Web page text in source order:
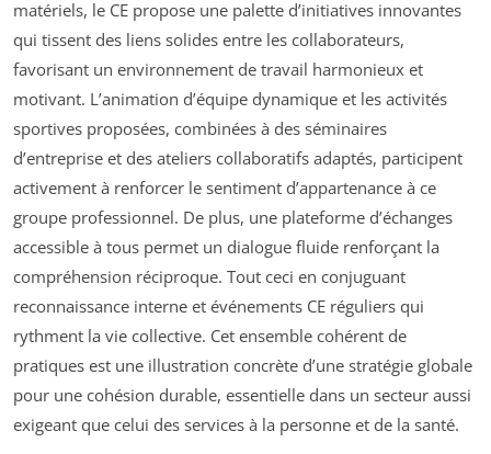
matériels, le CE propose une palette d’initiatives innovantes
qui tissent des liens solides entre les collaborateurs,
favorisant un environnement de travail harmonieux et
motivant. L’animation d’équipe dynamique et les activités
sportives proposées, combinées à des séminaires
d’entreprise et des ateliers collaboratifs adaptés, participent
activement à renforcer le sentiment d’appartenance à ce
groupe professionnel. De plus, une plateforme d’échanges
accessible à tous permet un dialogue fluide renforçant la
compréhension réciproque. Tout ceci en conjuguant
reconnaissance interne et événements CE réguliers qui
rythment la vie collective. Cet ensemble cohérent de
pratiques est une illustration concrète d’une stratégie globale
pour une cohésion durable, essentielle dans un secteur aussi
exigeant que celui des services à la personne et de la santé.